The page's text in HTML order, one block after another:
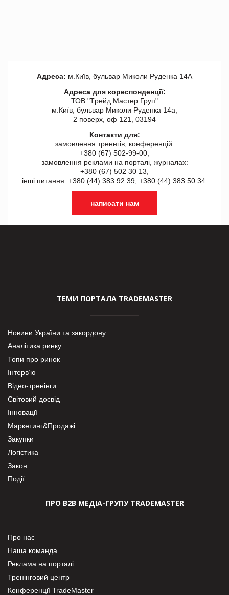
Адреса: м.Київ, бульвар Миколи Руденка 14А
Адреса для кореспонденції:
ТОВ "Tрейд Мастер Груп"
м.Київ, бульвар Миколи Руденка 14а,
2 поверх, оф 121, 03194
Контакти для:
замовлення треннгів, конференцій:
+380 (67) 502-99-00,
замовлення реклами на порталі, журналах:
+380 (67) 502 30 13,
інші питання: +380 (44) 383 92 39, +380 (44) 383 50 34.
написати нам
ТЕМИ ПОРТАЛА TRADEMASTER
Новини України та закордону
Аналітика ринку
Топи про ринок
Інтерв’ю
Відео-тренінги
Світовий досвід
Інновації
Маркетинг&Продажі
Закупки
Логістика
Закон
Події
ПРО В2В МЕДІА-ГРУПУ TRADEMASTER
Про нас
Наша команда
Реклама на порталі
Тренінговий центр
Конференції TradeMaster